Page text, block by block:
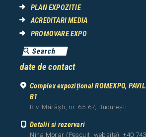
PLAN EXPOZITIE
ACREDITARI MEDIA
PROMOVARE EXPO
date de contact
Complex expozițional ROMEXPO,
B1
Blv. Mărăști, nr. 65-67, București
Detalii si rezervari
Nina Morar (Pescuit, website): +40 743